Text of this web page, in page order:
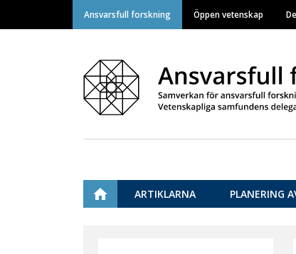
Main navigation
Ansvarsfull forskning Öppen vetenskap
Vastuullinen tiede
ETUSIVUARTIKLARNA PLANERING